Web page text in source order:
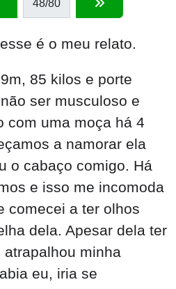
48/80
é o meu relato.
85 kilos e porte
ser musculoso e
com uma moça há 4
a namorar ela
o cabaço comigo. Há
e isso me incomoda
comecei a ter olhos
dela. Apesar dela ter
minha
eu, iria se